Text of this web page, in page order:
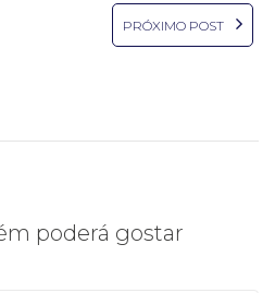
PRÓXIMO POST
poderá gostar